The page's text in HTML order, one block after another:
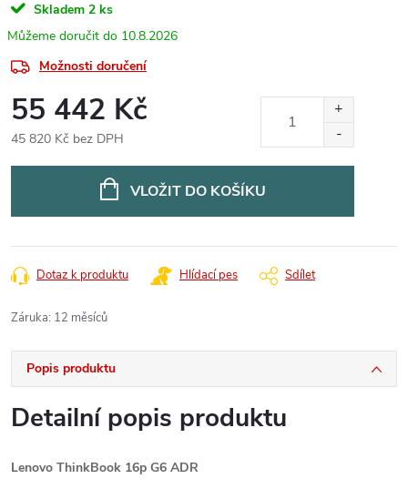
Skladem 2 ks
10.8.2026
Možnosti doručení
55 442 Kč
45 820 Kč bez DPH
VLOŽIT DO KOŠÍKU
Dotaz k produktu Hlídací pes Sdílet
Záruka: 12 měsíců
Popis produktu
Detailní popis produktu
Lenovo ThinkBook 16p G6 ADR